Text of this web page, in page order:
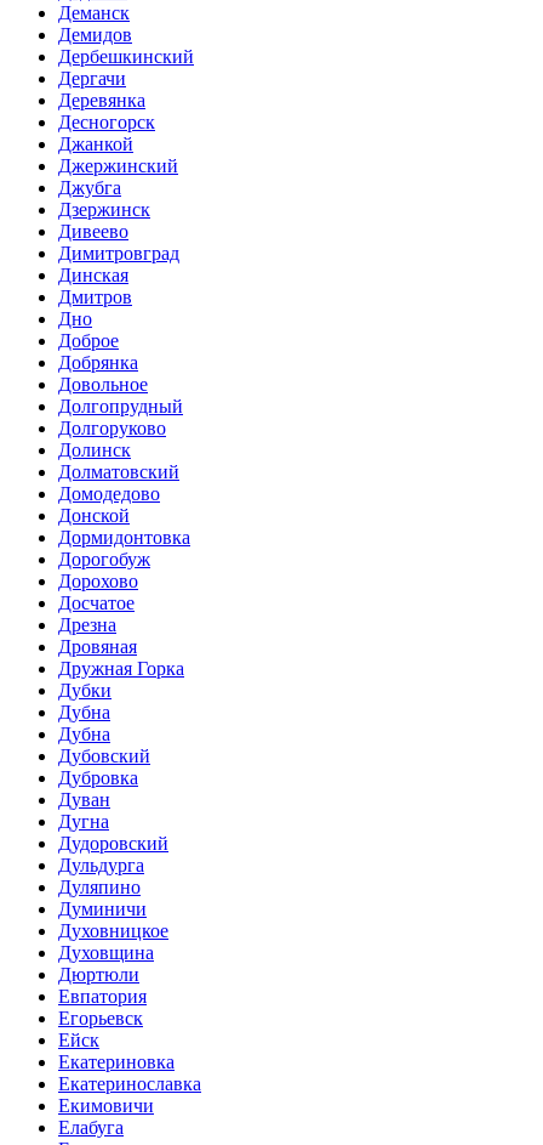
Деманск
Демидов
Дербешкинский
Дергачи
Деревянка
Десногорск
Джанкой
Джержинский
Джубга
Дзержинск
Дивеево
Димитровград
Динская
Дмитров
Дно
Доброе
Добрянка
Довольное
Долгопрудный
Долгоруково
Долинск
Долматовский
Домодедово
Донской
Дормидонтовка
Дорогобуж
Дорохово
Досчатое
Дрезна
Дровяная
Дружная Горка
Дубки
Дубна
Дубна
Дубовский
Дубровка
Дуван
Дугна
Дудоровский
Дульдурга
Дуляпино
Думиничи
Духовницкое
Духовщина
Дюртюли
Евпатория
Егорьевск
Ейск
Екатериновка
Екатеринославка
Екимовичи
Елабуга